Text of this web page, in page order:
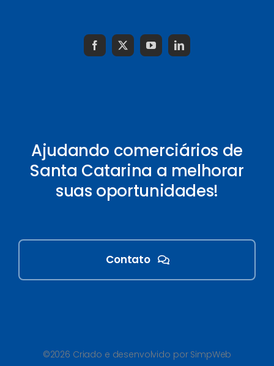
Ajudando comerciários de
Santa Catarina a melhorar
suas oportunidades!
Contato
©2026 Criado e desenvolvido por SimpWeb